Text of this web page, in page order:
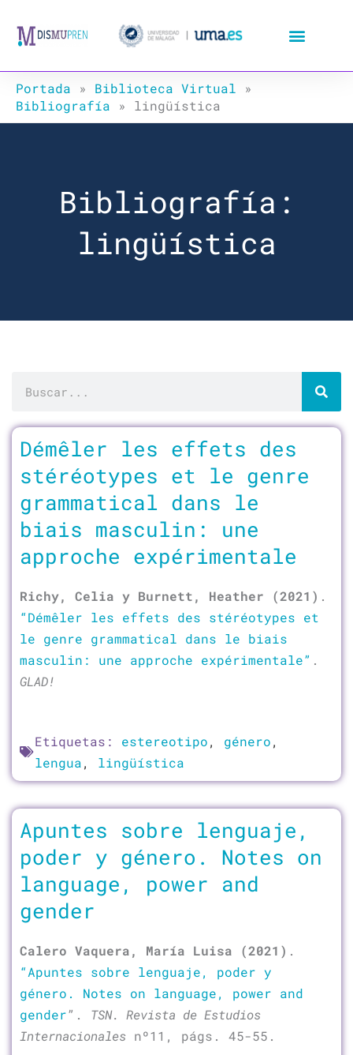
Portada » Biblioteca Virtual »
Bibliografía » lingüística
Bibliografía:
lingüística
Démêler les effets des
stéréotypes et le genre
grammatical dans le
biais masculin: une
approche expérimentale
Richy, Celia y Burnett, Heather (2021) .
“Démêler les effets des stéréotypes et
le genre grammatical dans le biais
masculin: une approche expérimentale” .
GLAD!
Etiquetas: estereotipo, género,
lengua, lingüística
Apuntes sobre lenguaje,
poder y género. Notes on
language, power and
gender
Calero Vaquera, María Luisa (2021) .
“Apuntes sobre lenguaje, poder y
género. Notes on language, power and
gender”. TSN. Revista de Estudios
Internacionales nº11, págs. 45-55.